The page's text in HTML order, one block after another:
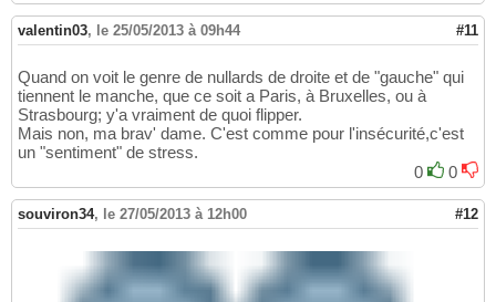
valentin03, le 25/05/2013 à 09h44 #11
Quand on voit le genre de nullards de droite et de "gauche" qui
tiennent le manche, que ce soit a Paris, à Bruxelles, ou à
Strasbourg; y'a vraiment de quoi flipper.
Mais non, ma brav' dame. C'est comme pour l'insécurité,c'est
un "sentiment" de stress.
0
0
souviron34, le 27/05/2013 à 12h00 #12